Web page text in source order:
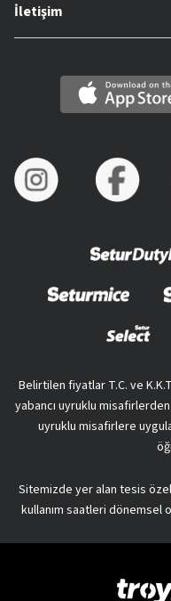
İletişim
Belirtilen fiyatlar T.C. ve
yabancı uyruklu
uyruklu misafirlere
Sitemizde yer alan tesis
kullanım saatleri dönemsel